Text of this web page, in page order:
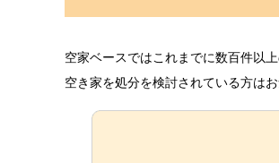
空家ベースではこれまでに数百件以
空き家を処分を検討されている方は